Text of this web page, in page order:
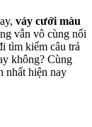
váy cưới màu
vẫn vô cùng nổi
tìm kiếm câu trả
không? Cùng
nhất hiện nay